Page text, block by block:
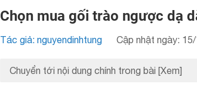
Chọn mua gối trào ngược dạ
Tác giả: nguyendinhtung Cập nhật ngày:
Chuyển tới nội dung chính trong bài [Xem]